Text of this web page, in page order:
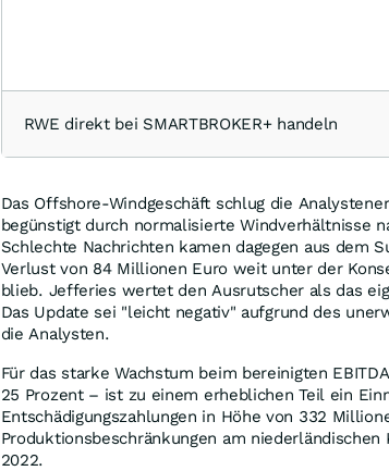
RWE direkt bei SMARTBROKER+ handeln
Das Offshore-Windgeschäft schlug die
begünstigt durch normalisierte Windverhältnisse
Schlechte Nachrichten kamen dagegen aus dem
Verlust von 84 Millionen Euro weit unter der
blieb. Jefferies wertet den Ausrutscher als das
Das Update sei "leicht negativ" aufgrund des
die Analysten.
Für das starke Wachstum beim bereinigten
25 Prozent – ist zu einem erheblichen Teil ein
Entschädigungszahlungen in Höhe von 332
Produktionsbeschränkungen am
2022.